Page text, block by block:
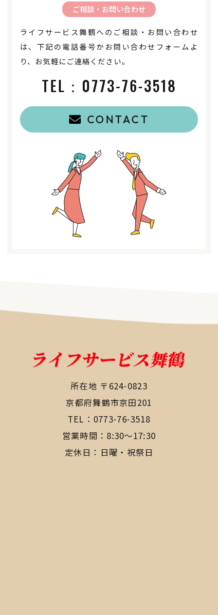
ご相談・お問い合わせ
ライフサービス舞鶴へのご相談・お問い合わせ
は、下記の電話番号かお問い合わせフォームよ
り、お気軽にご連絡ください。
TEL： 0773-76-3518
CONTACT
所在地 〒624-0823
​​​​​​​京都府舞鶴市京田201
TEL： 0773-76-3518
営業時間：8:30〜17:30
定休日：日曜・祝祭日